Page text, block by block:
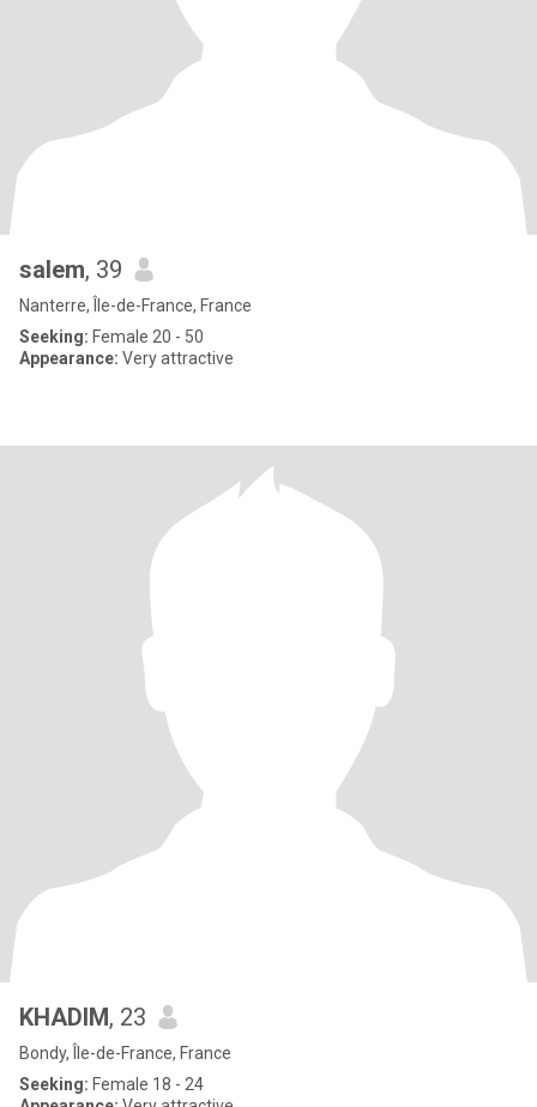
salem, 39
Nanterre, Île-de-France, France
Seeking: Female 20 - 50
Appearance: Very attractive
KHADIM, 23
Bondy, Île-de-France, France
Seeking: Female 18 - 24